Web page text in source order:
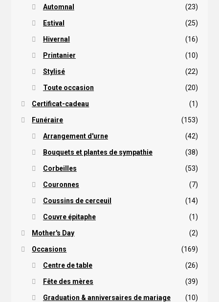
Automnal (23)
Estival (25)
Hivernal (16)
Printanier (10)
Stylisé (22)
Toute occasion (20)
Certificat-cadeau (1)
Funéraire (153)
Arrangement d'urne (42)
Bouquets et plantes de sympathie (38)
Corbeilles (53)
Couronnes (7)
Coussins de cerceuil (14)
Couvre épitaphe (1)
Mother's Day (2)
Occasions (169)
Centre de table (26)
Fête des mères (39)
Graduation & anniversaires de mariage (10)